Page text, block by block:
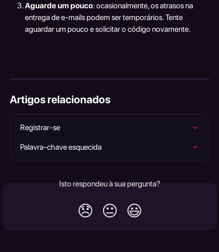
Aguarde um pouco: ocasionalmente, os atrasos na
entrega de e-mails podem ser temporários. Tente
aguardar um pouco e solicitar o código novamente.
Artigos relacionados
Registrar-se
Palavra-chave esquecida
Isto respondeu à sua pergunta?
😞 😐 😃